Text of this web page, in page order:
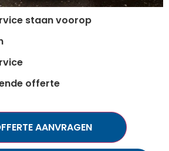
staan voorop
offerte
AANVRAGEN